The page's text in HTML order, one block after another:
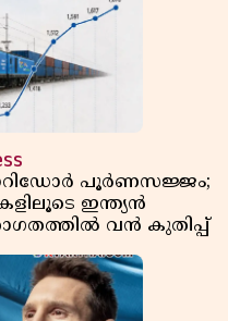
പൂർണസജ്ജം;
ഇന്ത്യൻ
വൻ കുതിപ്പ്